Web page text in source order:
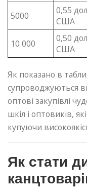
5000
0,55
США
10 000
0,50
США
Як показано в
супроводжуються
оптові закупівлі
шкіл і оптовиків,
купуючи
Як стати